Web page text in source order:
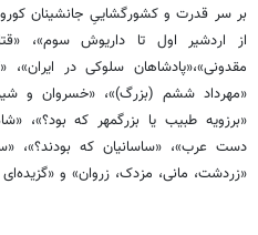
بر سر قدرت و کشور‌گشاییِ جانشینان
از اردشیر اول تا داریوش سوم»،
مقدونی»،‌«پادشاهان سلوکی در
«مهرداد ششم (بزرگ)»، «خسروان و
«برزویه طبیب یا بزرگمهر که بود؟»،
دست عرب»، «ساسانیان که بودند؟»،
«زردشت، مانی، مزدک، زروان» و